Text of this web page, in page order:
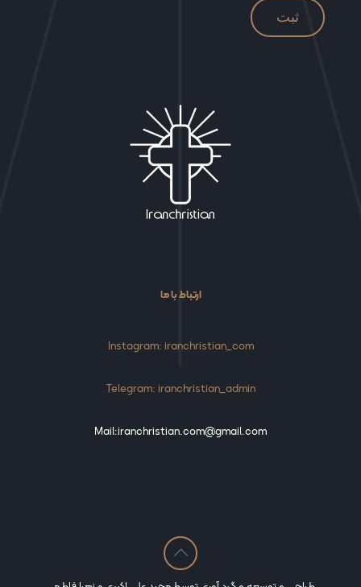
ارتباط با ما
Instagram: iranchristian_com
Telegram: iranchristian_admin
Mail:iranchristian.com@gmail.com